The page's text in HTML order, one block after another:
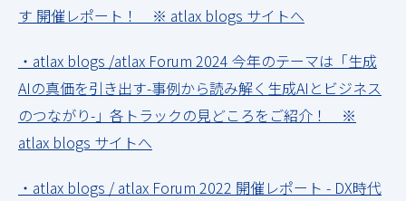
す 開催レポート！ ※ atlax blogs サイトへ
・atlax blogs /atlax Forum 2024 今年のテーマは「生成
AIの真価を引き出す-事例から読み解く生成AIとビジネス
のつながり-」各トラックの見どころをご紹介！ ※
atlax blogs サイトへ
・atlax blogs / atlax Forum 2022 開催レポート - DX時代